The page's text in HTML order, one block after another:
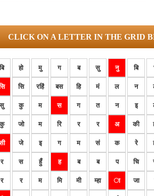
CLICK ON A LETTER IN THE GRID
बि हो मु ग ब सु नु बि
सि रहिं बस हि मं ल न
सु कु म स ग त न इ
जो म रि र र अ की
जे इ ग म सं क रे
र स हुँ ह ब ब प चि
र र म मि मी म्हा ा जा